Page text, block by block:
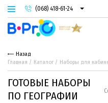
(068) 418-61-24
(093) 974-66-94
(095) 987-29-55
Назад
Главная
Каталог Наборы для
ГОТОВЫЕ НАБОРЫ
ПО ГЕОГРАФИИ